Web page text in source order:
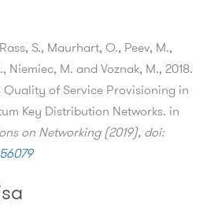
S., Maurhart, O., Peev, M.,
Niemiec, M. and Voznak, M., 2018.
Quality of Service Provisioning in
Key Distribution Networks. in
on Networking (2019), doi: